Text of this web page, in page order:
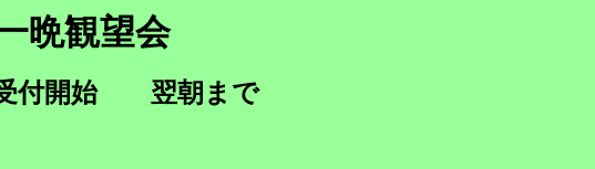
晩観望会
受付開始 翌朝まで